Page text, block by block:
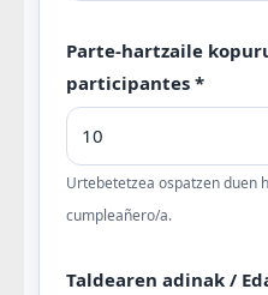
Parte-hartzaile
participantes *
Urtebetetzea ospatzen duen
cumpleañero/a.
Taldearen adinak /